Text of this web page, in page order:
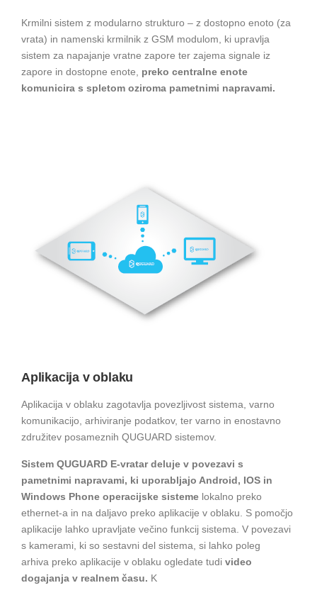
Krmilni sistem z modularno strukturo – z dostopno enoto (za
vrata) in namenski krmilnik z GSM modulom, ki upravlja
sistem za napajanje vratne zapore ter zajema signale iz
zapore in dostopne enote, preko centralne enote
komunicira s spletom oziroma pametnimi napravami.
Aplikacija v oblaku
Aplikacija v oblaku zagotavlja povezljivost sistema, varno
komunikacijo, arhiviranje podatkov, ter varno in enostavno
združitev posameznih QUGUARD sistemov.
Sistem QUGUARD E-vratar deluje v povezavi s
pametnimi napravami, ki uporabljajo Android, IOS in
Windows Phone operacijske sisteme lokalno preko
ethernet-a in na daljavo preko aplikacije v oblaku. S pomočjo
aplikacije lahko upravljate večino funkcij sistema. V povezavi
s kamerami, ki so sestavni del sistema, si lahko poleg
arhiva preko aplikacije v oblaku ogledate tudi video
dogajanja v realnem času. K